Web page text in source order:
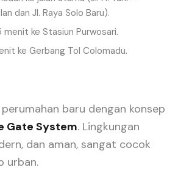
dan Jl. Raya Solo Baru).
menit ke Stasiun Purwosari.
ke Gerbang Tol Colomadu.
baru dengan konsep
Gate System. Lingkungan
dan aman, sangat cocok
urban.